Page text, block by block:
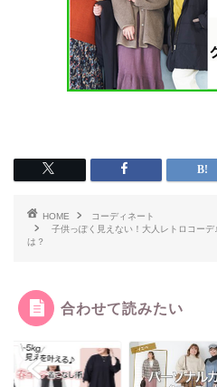
HOME
コーディネート
子供っぽく見えない！大人レトロコー
は？
合わせて読みたい